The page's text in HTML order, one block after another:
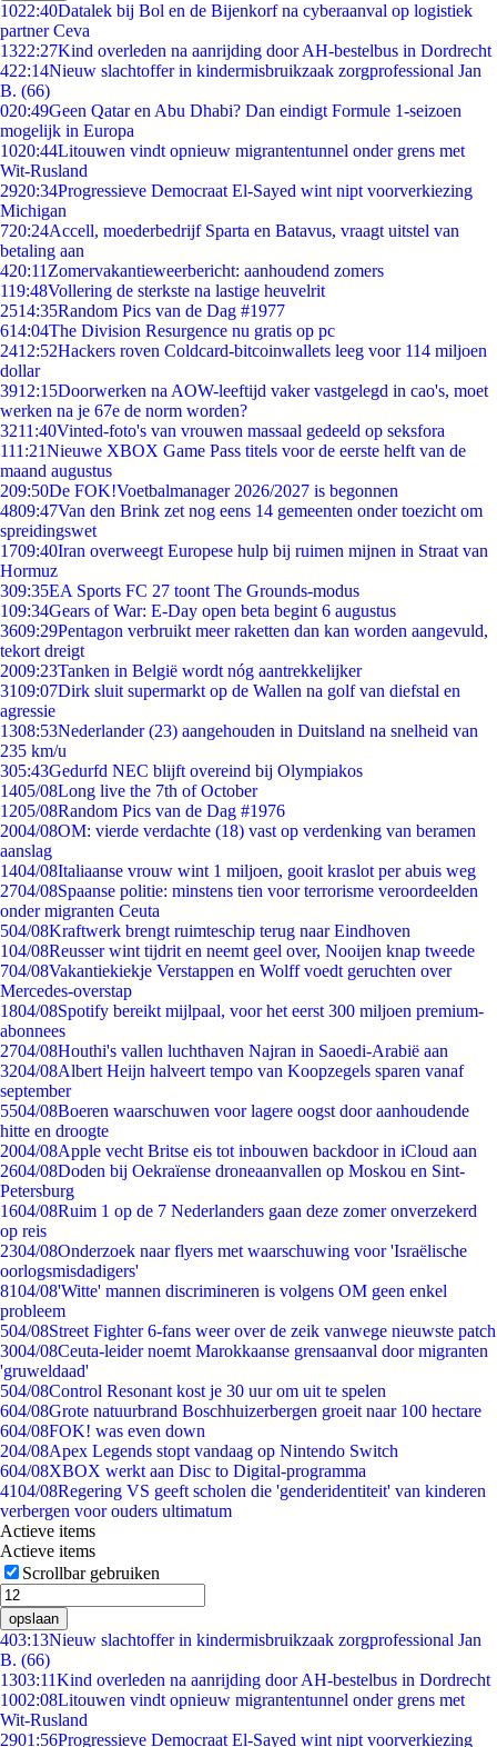
1022:40Datalek bij Bol en de Bijenkorf na cyberaanval op logistiek
partner Ceva
1322:27Kind overleden na aanrijding door AH-bestelbus in Dordrecht
422:14Nieuw slachtoffer in kindermisbruikzaak zorgprofessional Jan
B. (66)
020:49Geen Qatar en Abu Dhabi? Dan eindigt Formule 1-seizoen
mogelijk in Europa
1020:44Litouwen vindt opnieuw migrantentunnel onder grens met
Wit-Rusland
2920:34Progressieve Democraat El-Sayed wint nipt voorverkiezing
Michigan
720:24Accell, moederbedrijf Sparta en Batavus, vraagt uitstel van
betaling aan
420:11 Zomervakantieweerbericht: aanhoudend zomers
119:48Vollering de sterkste na lastige heuvelrit
2514:35Random Pics van de Dag #1977
614:04The Division Resurgence nu gratis op pc
2412:52Hackers roven Coldcard-bitcoinwallets leeg voor 114 miljoen
dollar
3912:15Doorwerken na AOW-leeftijd vaker vastgelegd in cao's, moet
werken na je 67e de norm worden?
3211:40Vinted-foto's van vrouwen massaal gedeeld op seksfora
111:21Nieuwe XBOX Game Pass titels voor de eerste helft van de
maand augustus
209:50De FOK!Voetbalmanager 2026/2027 is begonnen
4809:47Van den Brink zet nog eens 14 gemeenten onder toezicht om
spreidingswet
1709:40Iran overweegt Europese hulp bij ruimen mijnen in Straat van
Hormuz
309:35EA Sports FC 27 toont The Grounds-modus
109:34Gears of War: E-Day open beta begint 6 augustus
3609:29Pentagon verbruikt meer raketten dan kan worden aangevuld,
tekort dreigt
2009:23Tanken in België wordt nóg aantrekkelijker
3109:07Dirk sluit supermarkt op de Wallen na golf van diefstal en
agressie
1308:53Nederlander (23) aangehouden in Duitsland na snelheid van
235 km/u
305:43Gedurfd NEC blijft overeind bij Olympiakos
1405/08Long live the 7th of October
1205/08Random Pics van de Dag #1976
2004/08OM: vierde verdachte (18) vast op verdenking van beramen
aanslag
1404/08Italiaanse vrouw wint 1 miljoen, gooit kraslot per abuis weg
2704/08Spaanse politie: minstens tien voor terrorisme veroordeelden
onder migranten Ceuta
504/08Kraftwerk brengt ruimteschip terug naar Eindhoven
104/08Reusser wint tijdrit en neemt geel over, Nooijen knap tweede
704/08Vakantiekiekje Verstappen en Wolff voedt geruchten over
Mercedes-overstap
1804/08Spotify bereikt mijlpaal, voor het eerst 300 miljoen premium-
abonnees
2704/08Houthi's vallen luchthaven Najran in Saoedi-Arabië aan
3204/08Albert Heijn halveert tempo van Koopzegels sparen vanaf
september
5504/08Boeren waarschuwen voor lagere oogst door aanhoudende
hitte en droogte
2004/08Apple vecht Britse eis tot inbouwen backdoor in iCloud aan
2604/08Doden bij Oekraïense droneaanvallen op Moskou en Sint-
Petersburg
1604/08Ruim 1 op de 7 Nederlanders gaan deze zomer onverzekerd
op reis
2304/08Onderzoek naar flyers met waarschuwing voor 'Israëlische
oorlogsmisdadigers'
8104/08'Witte' mannen discrimineren is volgens OM geen enkel
probleem
504/08Street Fighter 6-fans weer over de zeik vanwege nieuwste patch
3004/08Ceuta-leider noemt Marokkaanse grensaanval door migranten
'gruweldaad'
504/08Control Resonant kost je 30 uur om uit te spelen
604/08Grote natuurbrand Boschhuizerbergen groeit naar 100 hectare
604/08FOK! was even down
204/08Apex Legends stopt vandaag op Nintendo Switch
604/08XBOX werkt aan Disc to Digital-programma
4104/08Regering VS geeft scholen die 'genderidentiteit' van kinderen
verbergen voor ouders ultimatum
Actieve items
Actieve items
Scrollbar gebruiken
opslaan
403:13Nieuw slachtoffer in kindermisbruikzaak zorgprofessional Jan
B. (66)
1303:11Kind overleden na aanrijding door AH-bestelbus in Dordrecht
1002:08Litouwen vindt opnieuw migrantentunnel onder grens met
Wit-Rusland
2901:56Progressieve Democraat El-Sayed wint nipt voorverkiezing